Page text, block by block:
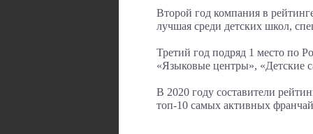
Второй год компания в
лучшая среди детских школ,
Третий год подряд 1 место по
«Языковые центры», «Детские
В 2020 году составители
топ-10 самых активных